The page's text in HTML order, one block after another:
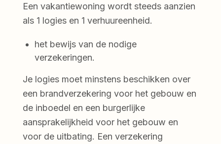
Een vakantiewoning wordt steeds aanzien
als 1 logies en 1 verhuureenheid.
het bewijs van de nodige
verzekeringen.
Je logies moet minstens beschikken over
een brandverzekering voor het gebouw en
de inboedel en een burgerlijke
aansprakelijkheid voor het gebouw en
voor de uitbating. Een verzekering